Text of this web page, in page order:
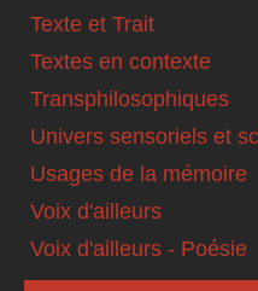
Texte et Trait
Textes en contexte
Transphilosophiques
Univers sensoriels et
Usages de la mémoire
Voix d'ailleurs
Voix d'ailleurs - Poésie